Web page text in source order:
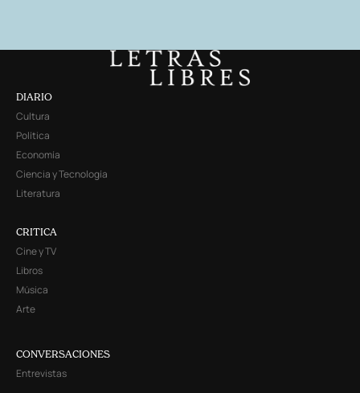
DIARIO
Cultura
Política
Economía
Ciencia y Tecnología
Literatura
CRITICA
Cine y TV
Libros
Música
Arte
CONVERSACIONES
Entrevistas